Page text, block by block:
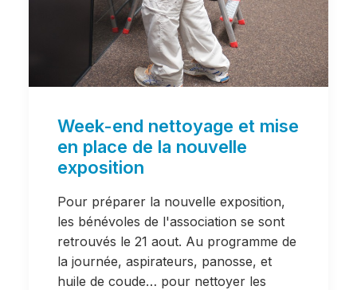
Week-end nettoyage et mise
en place de la nouvelle
exposition
Pour préparer la nouvelle exposition,
les bénévoles de l'association se sont
retrouvés le 21 aout. Au programme de
la journée, aspirateurs, panosse, et
huile de coude… pour nettoyer les